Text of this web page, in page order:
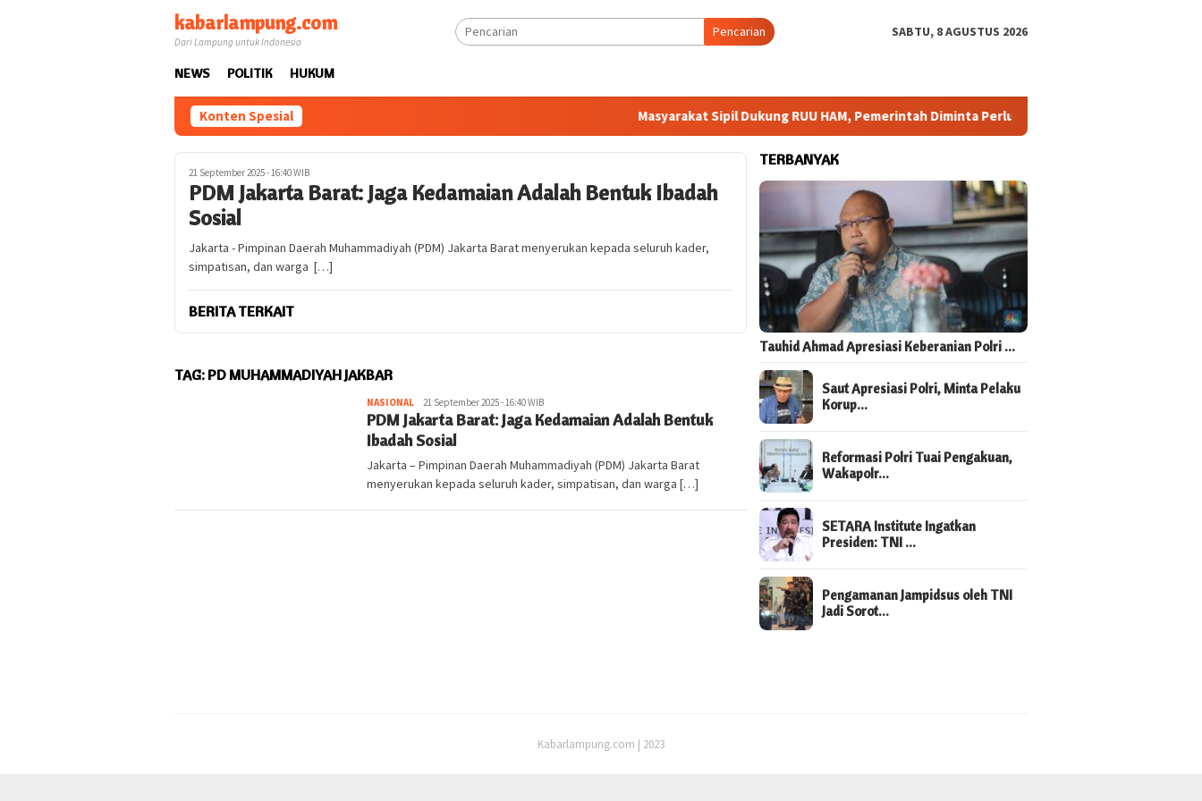
kabarlampung.com
Dari Lampung untuk Indonesia
Pencarian SABTU, 8 AGUSTUS 2026
NEWS POLITIK HUKUM
Konten Spesial Masyarakat Sipil Dukung RUU HAM, Pemerintah Diminta Perluas Ruang Konsultasi
21 September 2025 - 16:40 WIB
PDM Jakarta Barat: Jaga Kedamaian Adalah Bentuk Ibadah
Sosial
Jakarta - Pimpinan Daerah Muhammadiyah (PDM) Jakarta Barat menyerukan kepada seluruh kader,
simpatisan, dan warga […]
BERITA TERKAIT
TAG: PD MUHAMMADIYAH JAKBAR
NASIONAL Redaktur
Redaktur
21 September 2025 - 16:40 WIB
PDM Jakarta Barat: Jaga Kedamaian Adalah Bentuk
Ibadah Sosial
Jakarta – Pimpinan Daerah Muhammadiyah (PDM) Jakarta Barat
menyerukan kepada seluruh kader, simpatisan, dan warga […]
TERBANYAK
Tauhid Ahmad Apresiasi Keberanian Polri …
Saut Apresiasi Polri, Minta Pelaku
Korup…
Reformasi Polri Tuai Pengakuan,
Wakapolr…
SETARA Institute Ingatkan
Presiden: TNI …
Pengamanan Jampidsus oleh TNI
Jadi Sorot…
Kabarlampung.com | 2023